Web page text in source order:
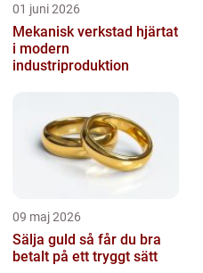
01 juni 2026
Mekanisk verkstad hjärtat
i modern
industriproduktion
09 maj 2026
Sälja guld så får du bra
betalt på ett tryggt sätt